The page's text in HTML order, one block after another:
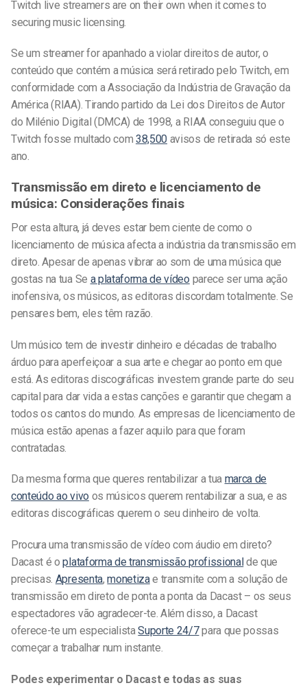
Twitch live streamers are on their own when it comes to
securing music licensing.
Se um streamer for apanhado a violar direitos de autor, o
conteúdo que contém a música será retirado pelo Twitch, em
conformidade com a Associação da Indústria de Gravação da
América (RIAA). Tirando partido da Lei dos Direitos de Autor
do Milénio Digital (DMCA) de 1998, a RIAA conseguiu que o
Twitch fosse multado com 38,500 avisos de retirada só este
ano.
Transmissão em direto e licenciamento de
música: Considerações finais
Por esta altura, já deves estar bem ciente de como o
licenciamento de música afecta a indústria da transmissão em
direto. Apesar de apenas vibrar ao som de uma música que
gostas na tua Se a plataforma de vídeo parece ser uma ação
inofensiva, os músicos, as editoras discordam totalmente. Se
pensares bem, eles têm razão.
Um músico tem de investir dinheiro e décadas de trabalho
árduo para aperfeiçoar a sua arte e chegar ao ponto em que
está. As editoras discográficas investem grande parte do seu
capital para dar vida a estas canções e garantir que chegam a
todos os cantos do mundo. As empresas de licenciamento de
música estão apenas a fazer aquilo para que foram
contratadas.
Da mesma forma que queres rentabilizar a tua marca de
conteúdo ao vivo os músicos querem rentabilizar a sua, e as
editoras discográficas querem o seu dinheiro de volta.
Procura uma transmissão de vídeo com áudio em direto?
Dacast é oplataforma de transmissão profissionalde que
precisas. Apresenta,monetizae transmite com a solução de
transmissão em direto de ponta a ponta da Dacast – os seus
espectadores vão agradecer-te. Além disso, a Dacast
oferece-te um especialistaSuporte 24/7para que possas
começar a trabalhar num instante.
Podes experimentar o Dacast e todas as suas